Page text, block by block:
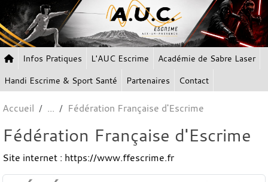
Infos Pratiques L'AUC Escrime
Académie de Sabre Laser
Handi Escrime & Sport Santé
Partenaires Contact
Accueil Fédération Française d'Escrime
Fédération Française d'Escrime
Site internet : https://www.ffescrime.fr
Panneau de gestion des cookies